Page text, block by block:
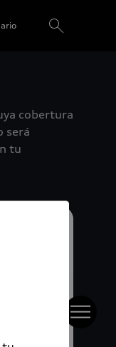
cobertura
será
tu